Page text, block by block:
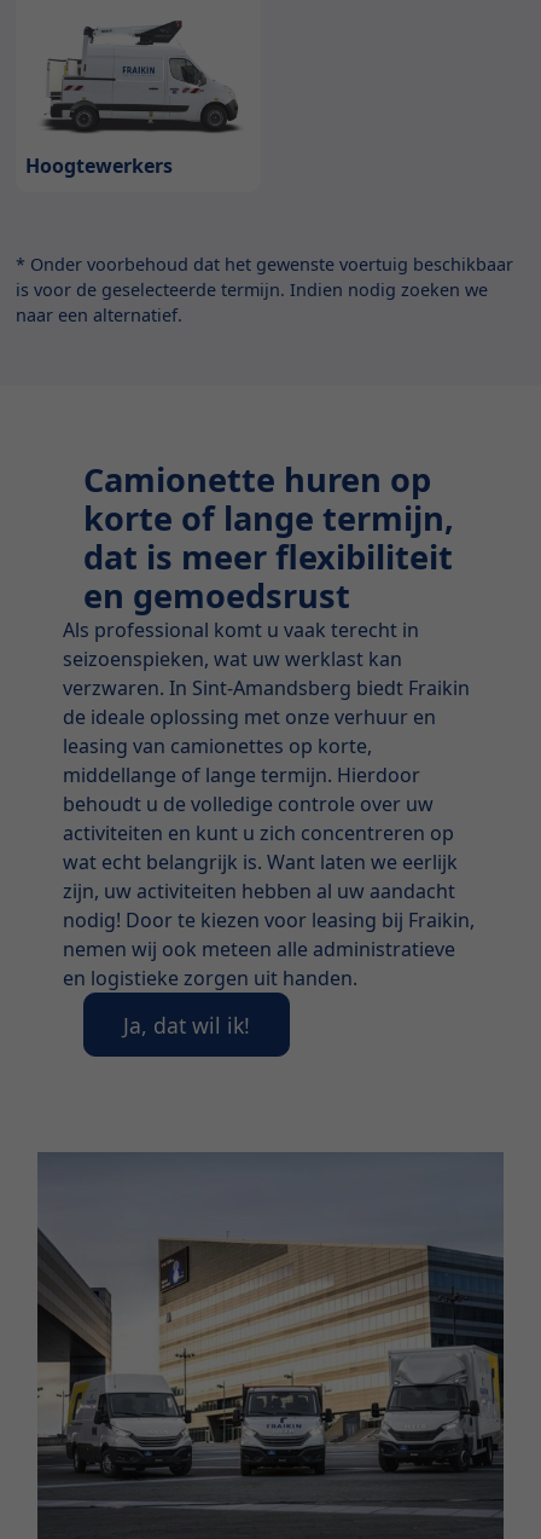
Hoogtewerkers
* Onder voorbehoud dat het gewenste voertuig beschikbaar
is voor de geselecteerde termijn. Indien nodig zoeken we
naar een alternatief.
Camionette huren op
korte of lange termijn,
dat is meer flexibiliteit
en gemoedsrust
Als professional komt u vaak terecht in
seizoenspieken, wat uw werklast kan
verzwaren. In Sint-Amandsberg biedt Fraikin
de ideale oplossing met onze verhuur en
leasing van camionettes op korte,
middellange of lange termijn. Hierdoor
behoudt u de volledige controle over uw
activiteiten en kunt u zich concentreren op
wat echt belangrijk is. Want laten we eerlijk
zijn, uw activiteiten hebben al uw aandacht
nodig! Door te kiezen voor leasing bij Fraikin,
nemen wij ook meteen alle administratieve
en logistieke zorgen uit handen.
Ja, dat wil ik!